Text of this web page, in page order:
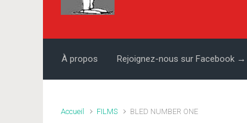
À propos Rejoignez-nous sur Facebook →
Accueil FILMS BLED NUMBER ONE